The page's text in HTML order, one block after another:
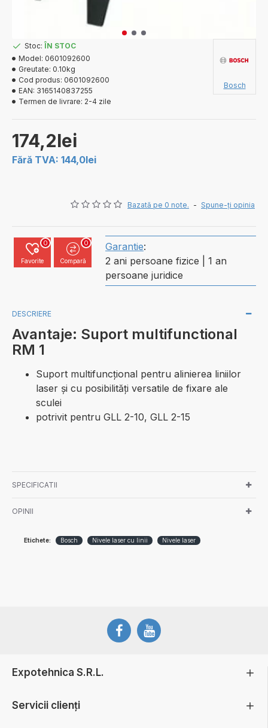
Bazată pe 0 note. - Spune-ţi opinia
174,2lei
Fără TVA: 144,0lei
Stoc: ÎN STOC
Model: 0601092600
Greutate: 0.10kg
Cod produs: 0601092600
EAN: 3165140837255
Termen de livrare: 2-4 zile
Bosch
Favorite
0
Compară
0 Garantie:
2 ani persoane fizice | 1 an
persoane juridice
DESCRIERE
Avantaje: Suport multifunctional
RM 1
Suport multifuncţional pentru alinierea liniilor
laser şi cu posibilităţi versatile de fixare ale
sculei
potrivit pentru GLL 2-10, GLL 2-15
SPECIFICATII
OPINII
Etichete: Bosch Nivele laser cu linii Nivele laser
Expotehnica S.R.L.
Servicii clienți